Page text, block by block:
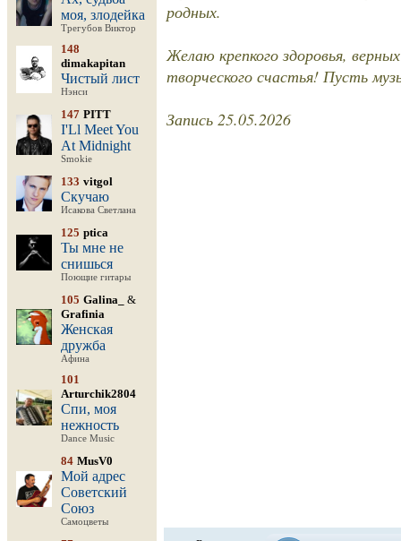
моя, злодейка
Трегубов Виктор
148
dimakapitan
Чистый лист
Нэнси
147 PITT
I'Ll Meet You
At Midnight
Smokie
133 vitgol
Скучаю
Исакова Светлана
125 ptica
Ты мне не
снишься
Поющие гитары
105 Galina_
&
Grafinia
Женская
дружба
Афина
101
Arturchik2804
Спи, моя
нежность
Dance Music
84 MusV0
Мой адрес
Советский
Союз
Самоцветы
родных.
Желаю крепкого здоровья,
творческого счастья! Пусть
Запись 25.05.2026